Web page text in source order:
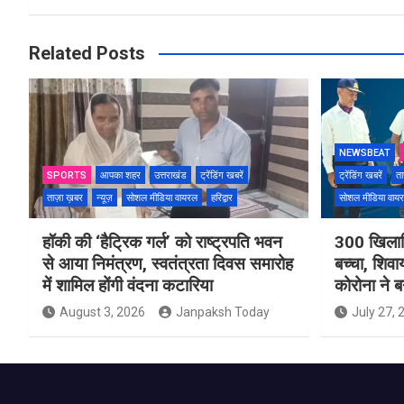
Related Posts
SPORTS आपका शहर उत्तराखंड
ट्रेंडिंग खबरें
ताज़ा ख़बर
न्यूज़ सोशल मीडिया वायरल हरिद्वार
हॉकी की ‘हैट्रिक गर्ल’ को राष्ट्रपति भवन
से आया निमंत्रण, स्वतंत्रता दिवस समारोह
में शामिल होंगी वंदना कटारिया
August 3, 2026 Janpaksh Today
NEWSBEAT
ट्रेंडिंग खबरें
सोशल मीडिया
300
बच्चा,
कोरोना ने
July 27,